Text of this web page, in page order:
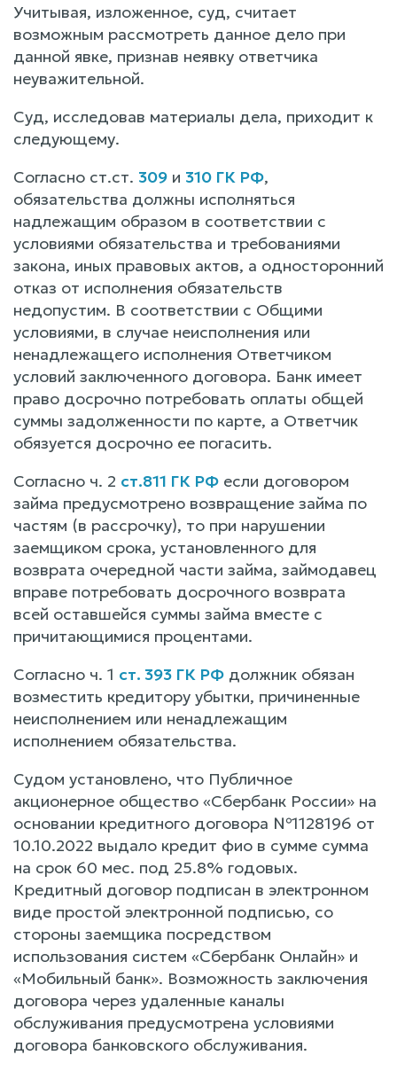
Учитывая, изложенное, суд, считает
возможным рассмотреть данное дело при
данной явке, признав неявку ответчика
неуважительной.
Суд, исследовав материалы дела, приходит к
следующему.
Согласно ст.ст. 309 и 310 ГК РФ,
обязательства должны исполняться
надлежащим образом в соответствии с
условиями обязательства и требованиями
закона, иных правовых актов, а односторонний
отказ от исполнения обязательств
недопустим. В соответствии с Общими
условиями, в случае неисполнения или
ненадлежащего исполнения Ответчиком
условий заключенного договора. Банк имеет
право досрочно потребовать оплаты общей
суммы задолженности по карте, а Ответчик
обязуется досрочно ее погасить.
Согласно ч. 2 ст.811 ГК РФ если договором
займа предусмотрено возвращение займа по
частям (в рассрочку), то при нарушении
заемщиком срока, установленного для
возврата очередной части займа, займодавец
вправе потребовать досрочного возврата
всей оставшейся суммы займа вместе с
причитающимися процентами.
Согласно ч. 1 ст. 393 ГК РФ должник обязан
возместить кредитору убытки, причиненные
неисполнением или ненадлежащим
исполнением обязательства.
Судом установлено, что Публичное
акционерное общество «Сбербанк России» на
основании кредитного договора №1128196 от
10.10.2022 выдало кредит фио в сумме сумма
на срок 60 мес. под 25.8% годовых.
Кредитный договор подписан в электронном
виде простой электронной подписью, со
стороны заемщика посредством
использования систем «Сбербанк Онлайн» и
«Мобильный банк». Возможность заключения
договора через удаленные каналы
обслуживания предусмотрена условиями
договора банковского обслуживания.